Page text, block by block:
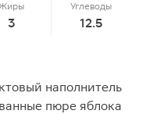
3
Углеводы
12.5
наполнитель
пюре яблока